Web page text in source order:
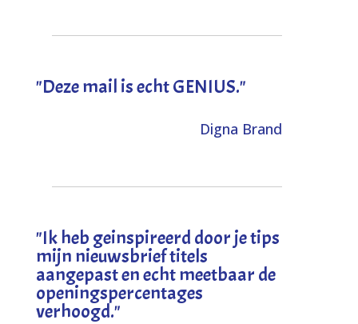
"Deze mail is echt GENIUS."
Digna Brand
"Ik heb geinspireerd door je tips
mijn nieuwsbrief titels
aangepast en echt meetbaar de
openingspercentages
verhoogd."